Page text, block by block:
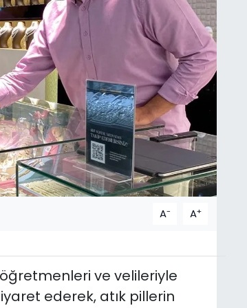
A- A+
öğretmenleri ve velileriyle
ederek, atık pillerin